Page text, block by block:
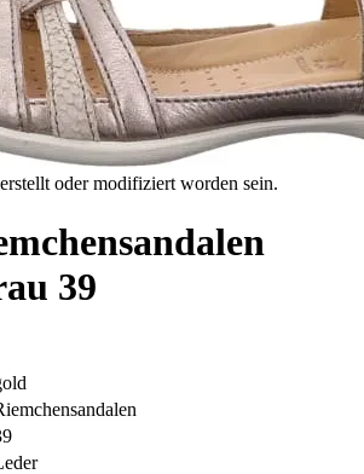
oder modifiziert worden sein.
39